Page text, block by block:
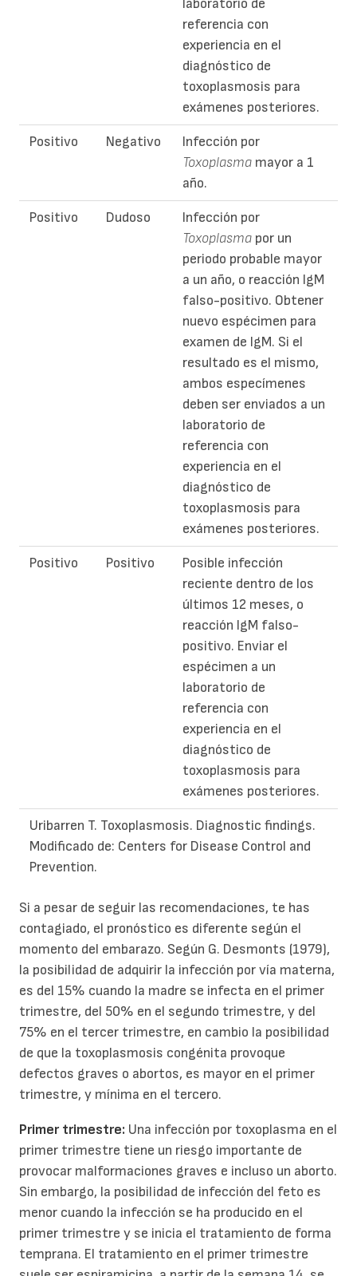
referencia con
experiencia en el
diagnóstico de
toxoplasmosis para
exámenes posteriores.
Positivo Negativo
Infección por
Toxoplasma mayor a 1
año.
Positivo Dudoso
Infección por
Toxoplasma por un
periodo probable mayor
a un año, o reacción IgM
falso-positivo. Obtener
nuevo espécimen para
examen de IgM. Si el
resultado es el mismo,
ambos especímenes
deben ser enviados a un
laboratorio de
referencia con
experiencia en el
diagnóstico de
toxoplasmosis para
exámenes posteriores.
Positivo Positivo
Posible infección
reciente dentro de los
últimos 12 meses, o
reacción IgM falso-
positivo. Enviar el
espécimen a un
laboratorio de
referencia con
experiencia en el
diagnóstico de
toxoplasmosis para
exámenes posteriores.
Uribarren T. Toxoplasmosis. Diagnostic findings.
Modificado de: Centers for Disease Control and
Prevention.
Si a pesar de seguir las recomendaciones, te has
contagiado, el pronóstico es diferente según el
momento del embarazo. Según G. Desmonts (1979),
la posibilidad de adquirir la infección por vía materna,
es del 15% cuando la madre se infecta en el primer
trimestre, del 50% en el segundo trimestre, y del
75% en el tercer trimestre, en cambio la posibilidad
de que la toxoplasmosis congénita provoque
defectos graves o abortos, es mayor en el primer
trimestre, y mínima en el tercero.
Primer trimestre: Una infección por toxoplasma en el
primer trimestre tiene un riesgo importante de
provocar malformaciones graves e incluso un aborto.
Sin embargo, la posibilidad de infección del feto es
menor cuando la infección se ha producido en el
primer trimestre y se inicia el tratamiento de forma
temprana. El tratamiento en el primer trimestre